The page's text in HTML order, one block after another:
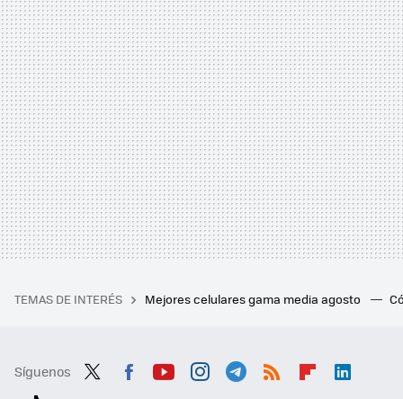
TEMAS DE INTERÉS Mejores celulares gama media agosto
Síguenos